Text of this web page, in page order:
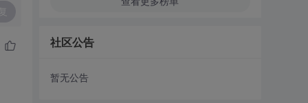
社区公告
暂无公告